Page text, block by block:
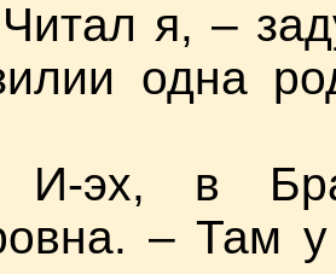
я, –
одна
эх, в
– Там у